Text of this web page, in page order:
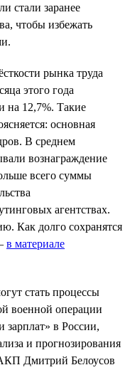
стали заранее
чтобы избежать
рынка труда
этого года
на 12,7%. Такие
основная
В среднем
вознаграждение
всего суммы
агентствах.
Как долго сохранятся
в материале
стать процессы
военной операции
зарплат» в России,
и прогнозирования
Дмитрий Белоусов